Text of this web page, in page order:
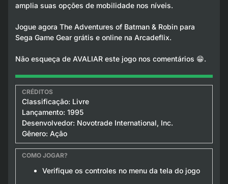
amplia suas opções de mobilidade nos níveis.
Jogue agora The Adventures of Batman & Robin para
Sega Game Gear grátis e online na Arcadeflix.
Não esqueça de AVALIAR este jogo nos comentários 😁.
Classificação: Livre
Lançamento: 1995
Desenvolvedor: Novotrade International, Inc.
Gênero: Ação
Verifique os controles no menu da tela do jogo